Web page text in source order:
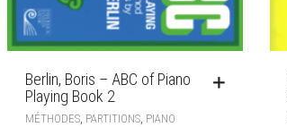
Berlin, Boris – ABC of Piano
Playing Book 2
MÉTHODES, PARTITIONS, PIANO